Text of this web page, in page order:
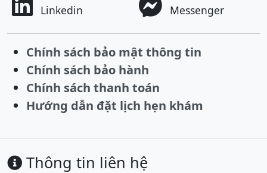
Linkedin Messenger
Chính sách bảo mật thông tin
Chính sách bảo hành
Chính sách thanh toán
Hướng dẫn đặt lịch hẹn khám
Thông tin liên hệ